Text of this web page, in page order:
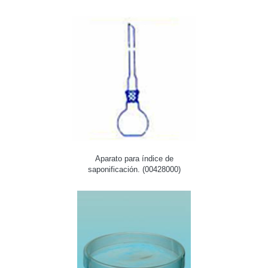
Aparato para índice de
saponificación. (00428000)